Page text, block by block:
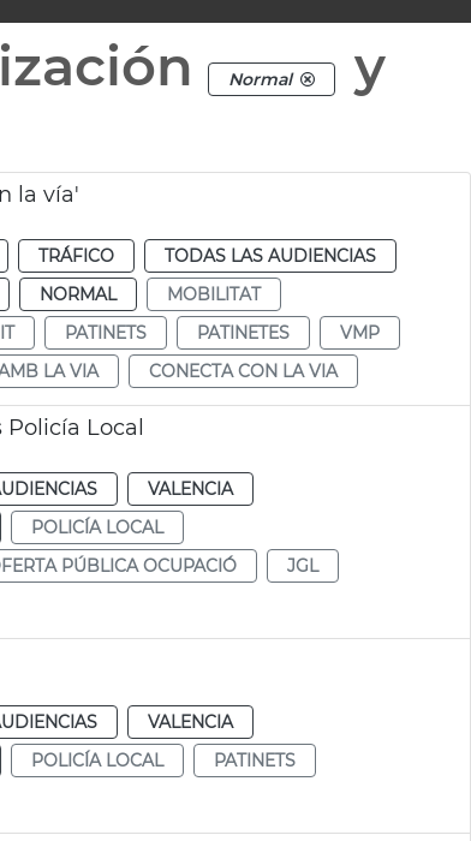
Normal
y
la vía'
TRÁFICO
TODAS LAS AUDIENCIAS
NORMAL
MOBILITAT
PATINETS PATINETES
VMP
LA VIA CONECTA CON LA VIA
Local
VALENCIA
POLICÍA LOCAL
PÚBLICA OCUPACIÓ
JGL
VALENCIA
POLICÍA LOCAL
PATINETS